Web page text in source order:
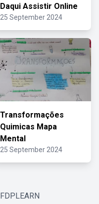
Daqui Assistir Online
25 September 2024
Transformações
Quimicas Mapa
Mental
25 September 2024
FDPLEARN